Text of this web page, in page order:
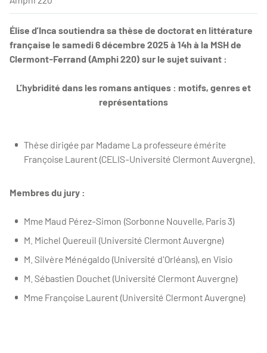
Élise d’Inca soutiendra sa thèse de doctorat en littérature
française le samedi 6 décembre 2025 à 14h à la MSH de
Clermont-Ferrand (Amphi 220) sur le sujet suivant :
L’hybridité dans les romans antiques : motifs, genres et
représentations
Thèse dirigée par Madame La professeure émérite
Françoise Laurent (CELIS-Université Clermont Auvergne).
Membres du jury :
Mme Maud Pérez-Simon (Sorbonne Nouvelle, Paris 3)
M. Michel Quereuil (Université Clermont Auvergne)
M. Silvère Ménégaldo (Université d'Orléans), en Visio
M. Sébastien Douchet (Université Clermont Auvergne)
Mme Françoise Laurent (Université Clermont Auvergne)